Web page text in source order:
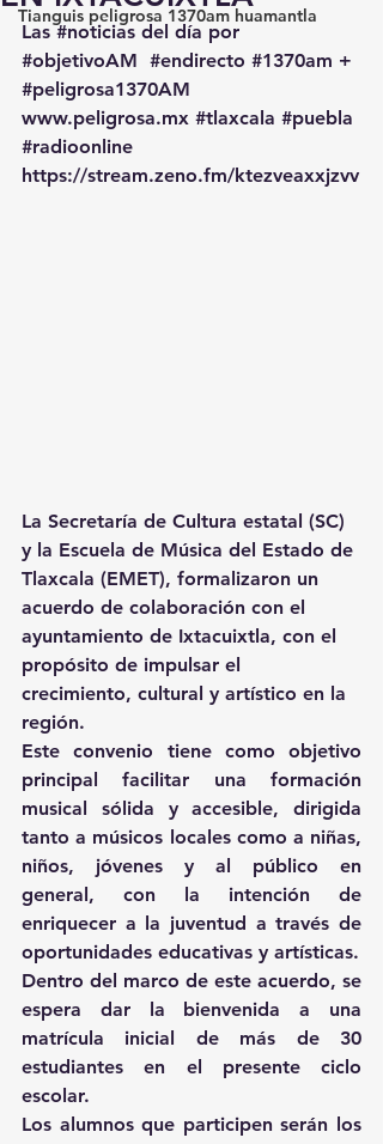
Tianguis peligrosa 1370am huamantla
Las #noticias del día por
#objetivoAM #endirecto #1370am +
#peligrosa1370AM
www.peligrosa.mx #tlaxcala #puebla
#radioonline
https://stream.zeno.fm/ktezveaxxjzvv
La Secretaría de Cultura estatal (SC)
y la Escuela de Música del Estado de
Tlaxcala (EMET), formalizaron un
acuerdo de colaboración con el
ayuntamiento de Ixtacuixtla, con el
propósito de impulsar el
crecimiento, cultural y artístico en la
región.
Este convenio tiene como objetivo
principal facilitar una formación
musical sólida y accesible, dirigida
tanto a músicos locales como a niñas,
niños, jóvenes y al público en
general, con la intención de
enriquecer a la juventud a través de
oportunidades educativas y artísticas.
Dentro del marco de este acuerdo, se
espera dar la bienvenida a una
matrícula inicial de más de 30
estudiantes en el presente ciclo
escolar.
Los alumnos que participen serán los